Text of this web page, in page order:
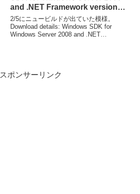
and .NET Framework version
3.5
2/5にニュービルドが出ていた模様。
Download details: Windows SDK for
Windows Server 2008 and .NET
スポンサーリンク